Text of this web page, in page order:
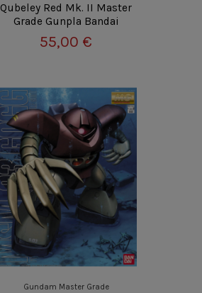
Qubeley Red Mk. II Master
Grade Gunpla Bandai
55,00 €
Gundam Master Grade